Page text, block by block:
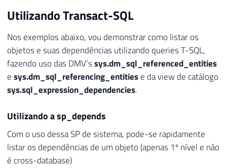
Utilizando Transact-SQL
Nos exemplos abaixo, vou demonstrar como listar os
objetos e suas dependências utilizando queries T-SQL,
fazendo uso das DMV’ssys.dm_sql_referenced_entities
esys.dm_sql_referencing_entitiese da view de catálogo
sys.sql_expression_dependencies.
Utilizando a sp_depends
Com o uso dessa SP de sistema, pode-se rapidamente
listar os dependências de um objeto (apenas 1º nível e não
é cross-database)